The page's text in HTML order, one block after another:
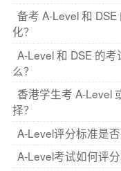
备考 A-Level 和
化？
A-Level 和 DSE 的
么？
香港学生考 A-Level
择？
A-Level评分标准是
A-Level考试如何评